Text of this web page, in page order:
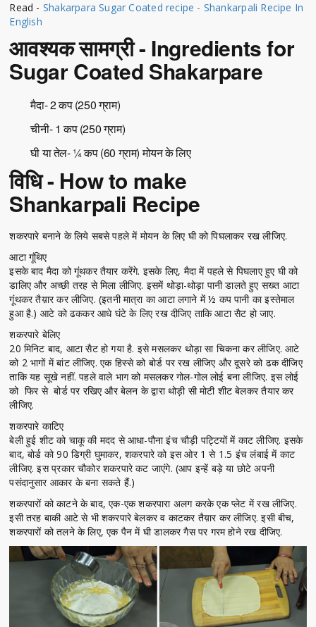
Read - Shakarpara Sugar Coated recipe - Shankarpali Recipe In
English
आवश्यक सामग्री - Ingredients for
Sugar Coated Shakarpare
मैदा- 2 कप (250 ग्राम)
चीनी- 1 कप (250 ग्राम)
घी या तेल- ¼ कप (60 ग्राम) मोयन के लिए
विधि - How to make
Shankarpali Recipe
शकरपारे बनाने के लिये सबसे पहले में मोयन के लिए घी को पिघलाकर रख लीजिए.
आटा गूंथिए
इसके बाद मैदा को गूंथकर तैयार करेंगे. इसके लिए, मैदा में पहले से पिघलाए हुए घी को
डालिए और अच्छी तरह से मिला लीजिए. इसमें थोड़ा-थोड़ा पानी डालते हुए सख्त आटा
गूंथकर तैय़ार कर लीजिए. (इतनी मात्रा का आटा लगाने में ½ कप पानी का इस्तेमाल
हुआ है.) आटे को ढककर आधे घंटे के लिए रख दीजिए ताकि आटा सैट हो जाए.
शकरपारे बेलिए
20 मिनिट बाद, आटा सैट हो गया है. इसे मसलकर थोड़ा सा चिकना कर लीजिए. आटे
को 2 भागों में बांट लीजिए. एक हिस्से को बोर्ड पर रख लीजिए और दूसरे को ढक दीजिए
ताकि यह सूखे नहीं. पहले वाले भाग को मसलकर गोल-गोल लोई बना लीजिए. इस लोई
को फिर से बोर्ड पर रखिए और बेलन के द्वारा थोड़ी सी मोटी शीट बेलकर तैयार कर
लीजिए.
शकरपारे काटिए
बेली हुई शीट को चाकू की मदद से आधा-पौना इंच चौड़ी पट्टियों में काट लीजिए. इसके
बाद, बोर्ड को 90 डिग्री घुमाकर, शकरपारे को इस ओर 1 से 1.5 इंच लंबाई में काट
लीजिए. इस प्रकार चौकोर शकरपारे कट जाएंगे. (आप इन्हें बड़े या छोटे अपनी
पसंदानुसार आकार के बना सकते हैं.)
शकरपारों को काटने के बाद, एक-एक शकरपारा अलग करके एक प्लेट में रख लीजिए.
इसी तरह बाकी आटे से भी शकरपारे बेलकर व काटकर तैय़ार कर लीजिए. इसी बीच,
शकरपारों को तलने के लिए, एक पैन में घी डालकर गैस पर गरम होने रख दीजिए.